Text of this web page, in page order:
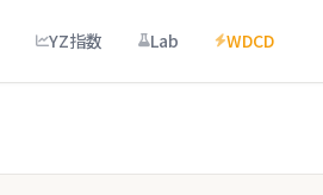
YZ指数 Lab WDCD